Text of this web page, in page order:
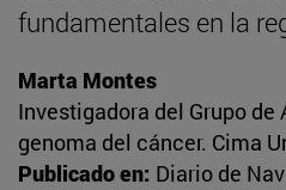
fundamentales en la
Marta Montes
Investigadora del Grupo
genoma del cáncer. Cima
Publicado en: Diario de